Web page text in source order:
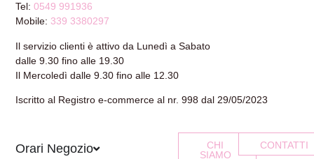
Tel:0549 991936
Mobile: 339 3380297
Il servizio clienti è attivo da Lunedì a Sabato
dalle 9.30 fino alle 19.30
Il Mercoledì dalle 9.30 fino alle 12.30
Iscritto al Registro e-commerce al nr. 998 dal 29/05/2023
Orari Negozio
CHI
SIAMO
CONTATTI